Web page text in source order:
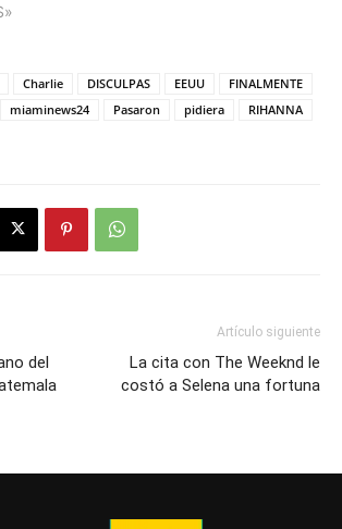
Charlie DISCULPAS EEUU
FINALMENTE
miaminews24 Pasaron pidiera
RIHANNA
del
Artículo siguiente
La cita con The Weeknd le
costó a Selena una fortuna